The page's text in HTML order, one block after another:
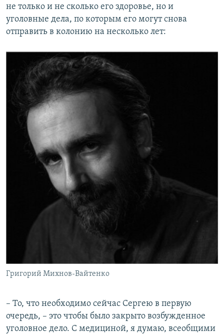
не только и не сколько его здоровье, но и
уголовные дела, по которым его могут снова
отправить в колонию на несколько лет:
Григорий Михнов-Вайтенко
– То, что необходимо сейчас Сергею в первую
очередь, – это чтобы было закрыто возбужденное
уголовное дело. С медициной, я думаю, всеобщими